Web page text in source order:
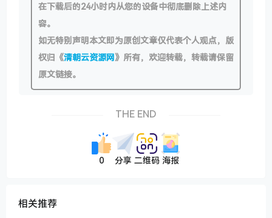
在下载后的24小时内从您的设备中彻底删除上述内
容。
如无特别声明本文即为原创文章仅代表个人观点，版
权归《清朝云资源网》所有，欢迎转载，转载请保留
原文链接。
THE END
0 分享 二维码 海报
相关推荐